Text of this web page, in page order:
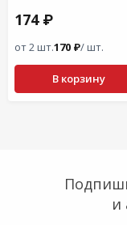
174 ₽
от 2 шт.170 ₽/ шт.
В корзину
и